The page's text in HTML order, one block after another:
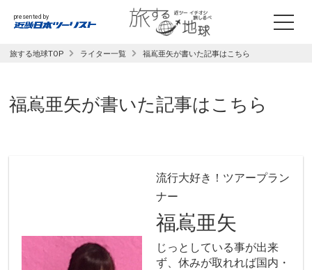
presented by
旅する地球TOP ライター一覧 福嶌亜矢が書いた記事はこちら
福嶌亜矢が書いた記事はこちら
流行大好き！ツアープラン
ナー
福嶌亜矢
じっとしている事が出来
ず、休みが取れれば国内・